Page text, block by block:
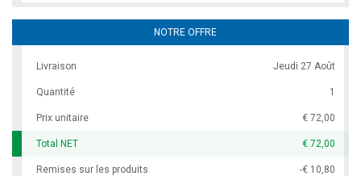
NOTRE OFFRE
Livraison Jeudi 27 Août
Quantité 1
Prix unitaire € 72,00
Total NET € 72,00
Remises sur les produits -€ 10,80